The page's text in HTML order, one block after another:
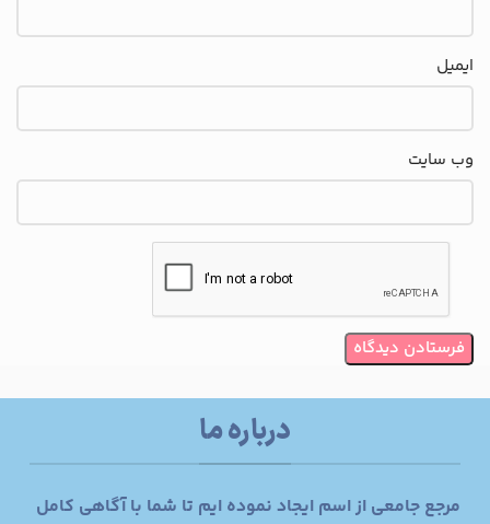
ایمیل
وب‌ سایت
درباره ما
مرجع جامعی از اسم ایجاد نموده ایم تا شما با آگاهی کامل